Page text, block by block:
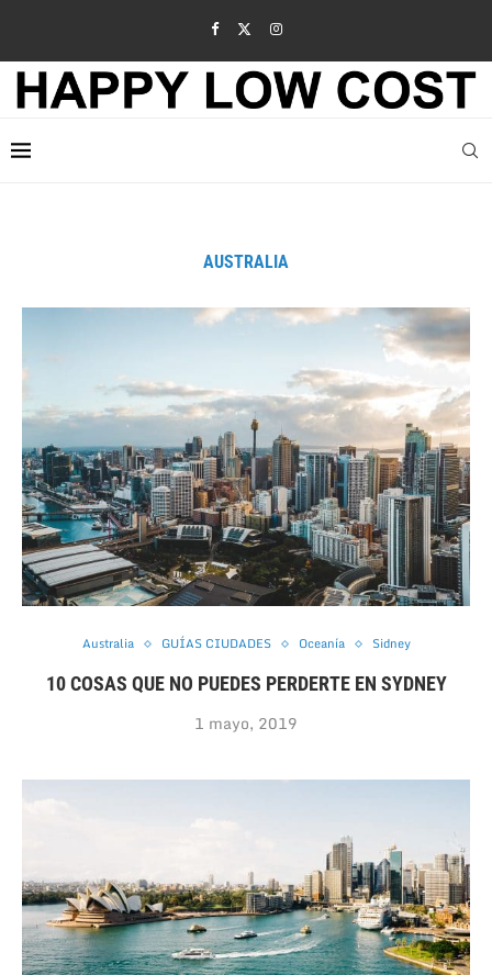
AUSTRALIA
Australia GUÍAS CIUDADES Oceanía Sidney
10 COSAS QUE NO PUEDES PERDERTE EN SYDNEY
1 mayo, 2019